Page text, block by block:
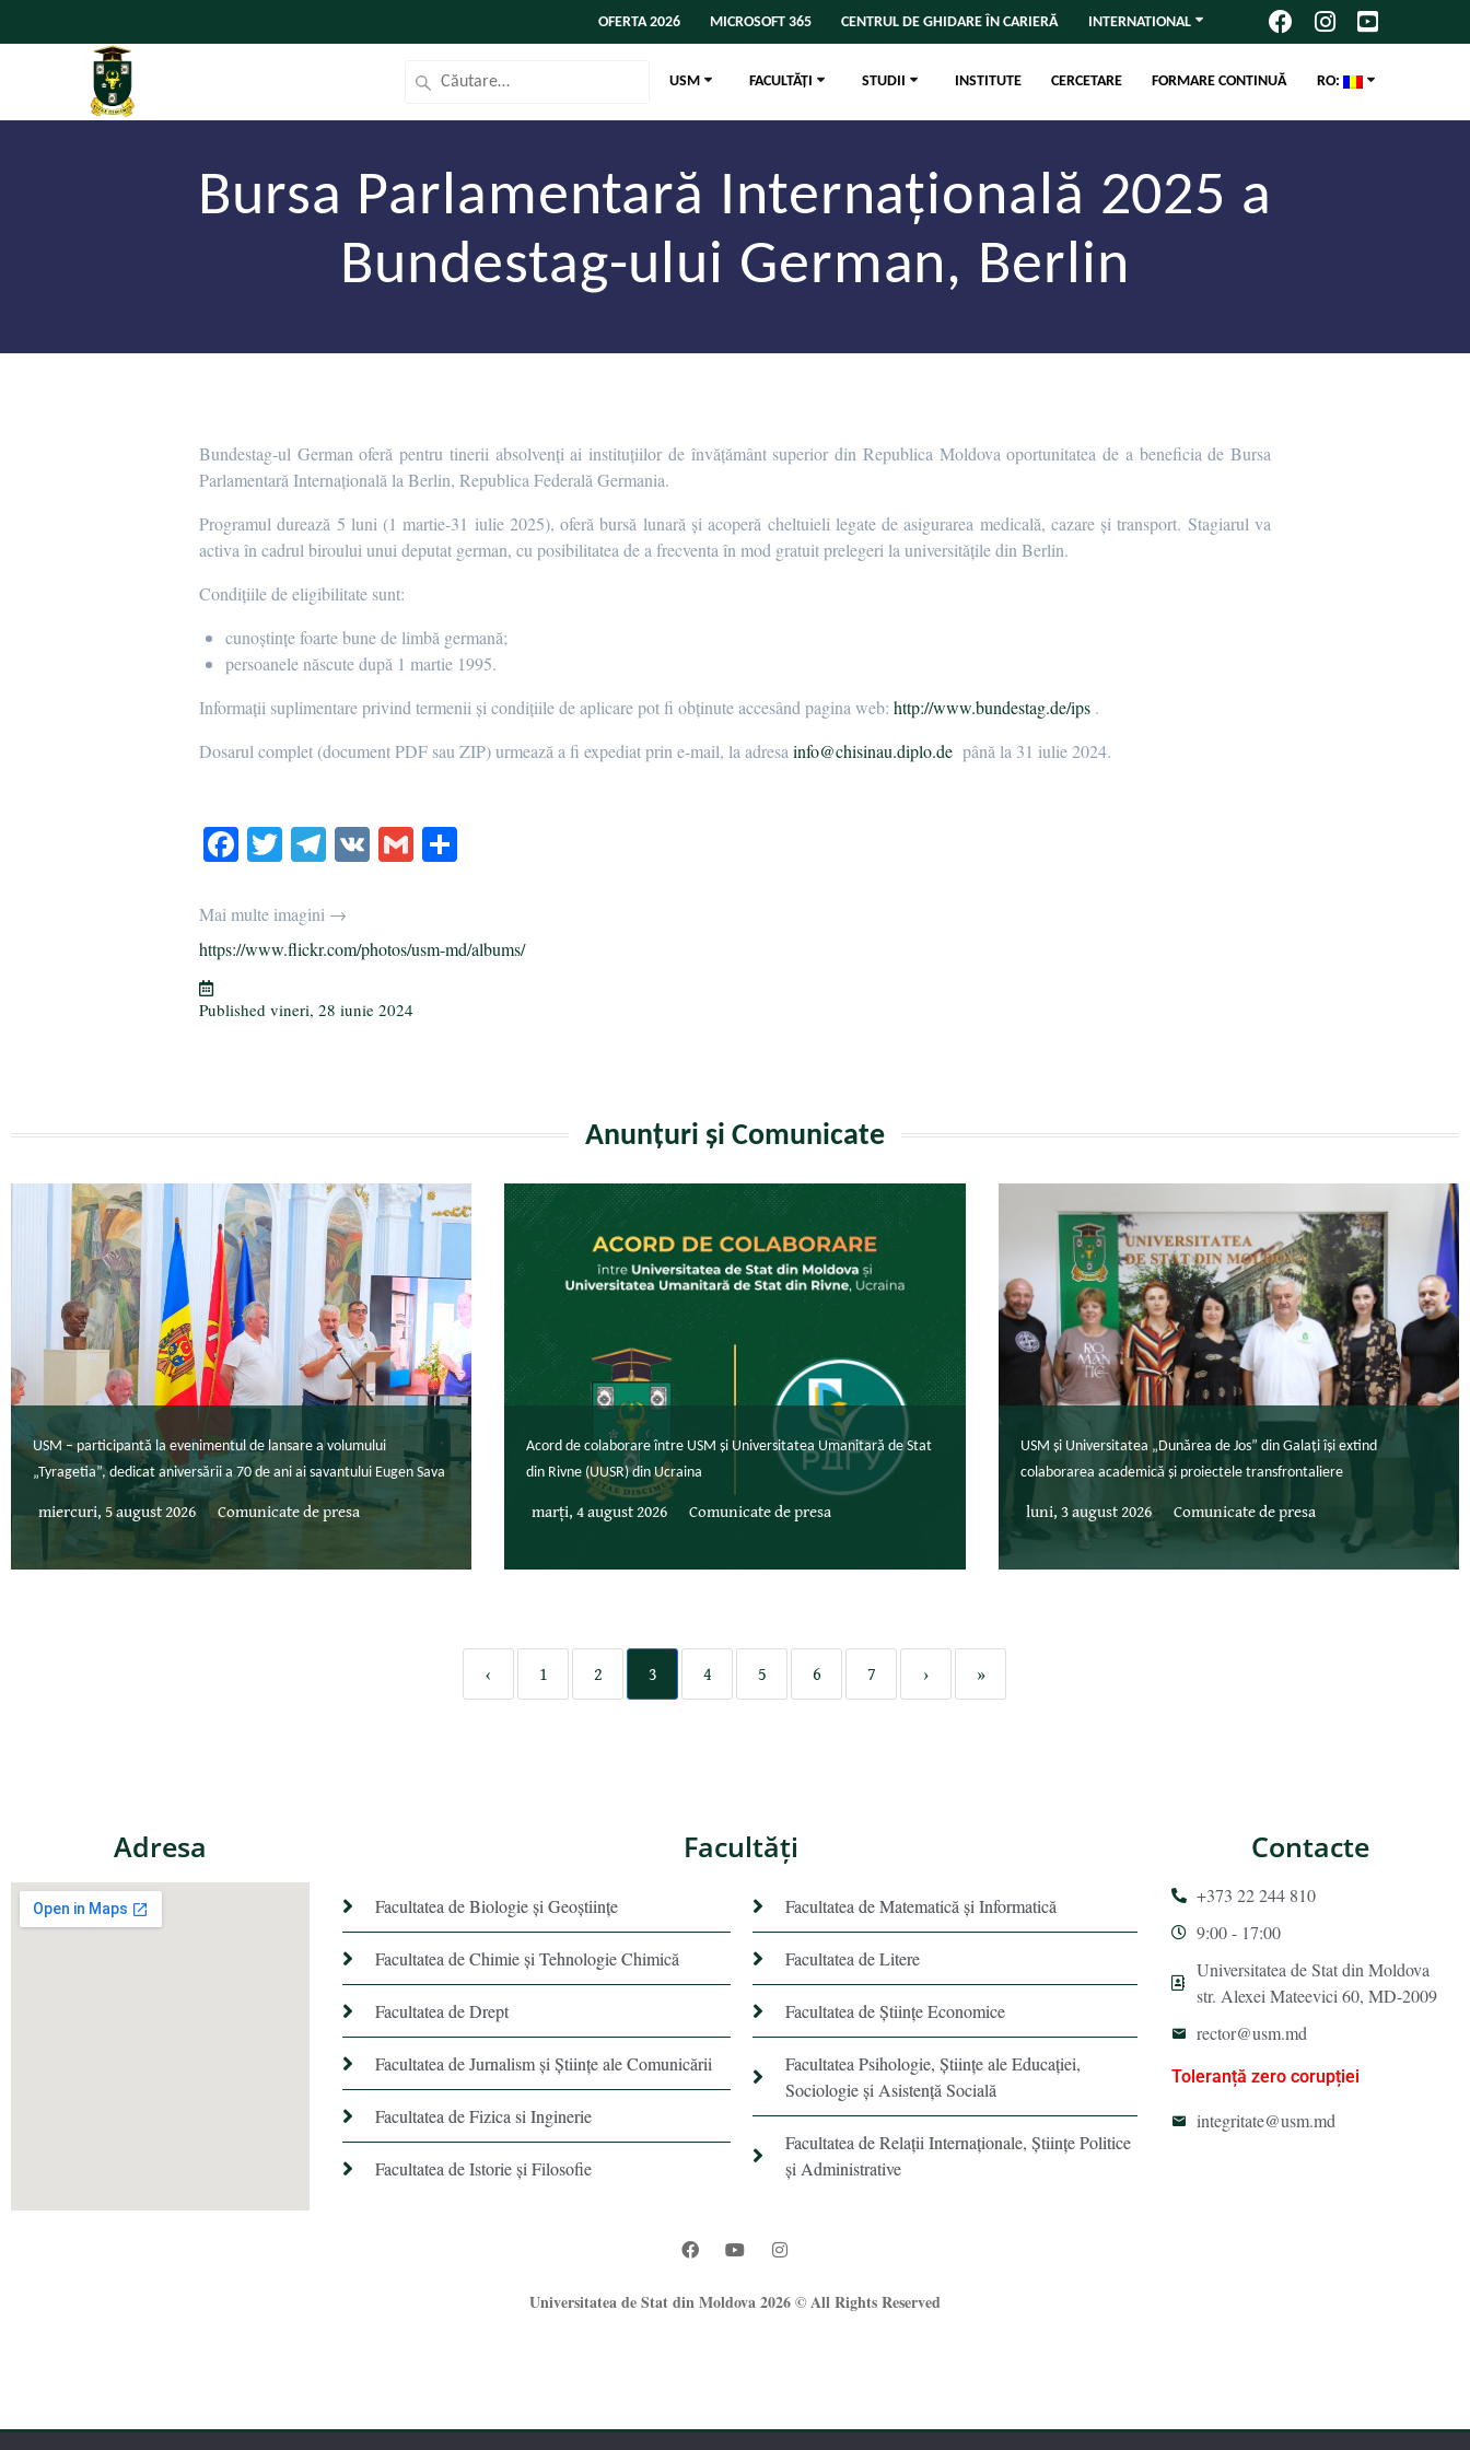
OFERTA 2026 MICROSOFT 365 CENTRUL DE GHIDARE ÎN CARIERĂ INTERNATIONAL
USM FACULTĂȚI STUDII INSTITUTE CERCETARE FORMARE CONTINUĂ RO:
Bursa Parlamentară Internațională 2025 a
Bundestag-ului German, Berlin
Bundestag-ul German oferă pentru tinerii absolvenți ai instituțiilor de învățământ superior din Republica Moldova oportunitatea de a beneficia de Bursa
Parlamentară Internațională la Berlin, Republica Federală Germania.
Programul durează 5 luni (1 martie-31 iulie 2025), oferă bursă lunară și acoperă cheltuieli legate de asigurarea medicală, cazare și transport. Stagiarul va
activa în cadrul biroului unui deputat german, cu posibilitatea de a frecventa în mod gratuit prelegeri la universitățile din Berlin.
Condițiile de eligibilitate sunt:
cunoștințe foarte bune de limbă germană;
persoanele născute după 1 martie 1995.
Informații suplimentare privind termenii și condițiile de aplicare pot fi obținute accesând pagina web: http://www.bundestag.de/ips .
Dosarul complet (document PDF sau ZIP) urmează a fi expediat prin e-mail, la adresa info@chisinau.diplo.de până la 31 iulie 2024.
Fa
bo
ok
T
tte
r
Te
gr
a
V G
ea
Mai multe imagini →
https://www.flickr.com/photos/usm-md/albums/
Published vineri, 28 iunie 2024
Anunțuri și Comunicate
USM – participantă la evenimentul de lansare a volumului
„Tyragetia”, dedicat aniversării a 70 de ani ai savantului Eugen Sava
miercuri, 5 august 2026 Comunicate de presa
Acord de colaborare între USM și Universitatea Umanitară de Stat
din Rivne (UUSR) din Ucraina
marți, 4 august 2026 Comunicate de presa
USM și Universitatea „Dunărea de Jos” din Galați își extind
colaborarea academică și proiectele transfrontaliere
luni, 3 august 2026 Comunicate de presa
‹ 1 2 3 4 5 6 7 › »
Adresa Facultăţi
Facultatea de Biologie și Geoștiințe
Facultatea de Chimie şi Tehnologie Chimică
Facultatea de Drept
Facultatea de Jurnalism şi Ştiinţe ale Comunicării
Facultatea de Fizica si Inginerie
Facultatea de Istorie şi Filosofie
Facultatea de Matematică şi Informatică
Facultatea de Litere
Facultatea de Științe Economice
Facultatea Psihologie, Ştiinţe ale Educaţiei,
Sociologie și Asistență Socială
Facultatea de Relaţii Internaţionale, Ştiinţe Politice
şi Administrative
Contacte
+373 22 244 810
9:00 - 17:00
Universitatea de Stat din Moldova
str. Alexei Mateevici 60, MD-2009
rector@usm.md
Toleranță zero corupției
integritate@usm.md
Universitatea de Stat din Moldova 2026 © All Rights Reserved